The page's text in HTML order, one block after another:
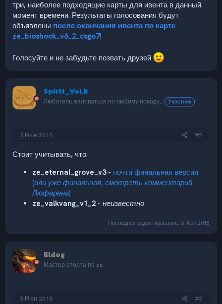
три, наиболее подходящие карты для ивента в данный
момент времени. Результаты голосования будут
объявлены после окончания ивента по карте
ze_bioshock_v6_2_csgo7!
Голосуйте и не забудьте позвать друзей
Spirit_VoLk
Любитель жаловаться по любому поводу.. Участник
3 Июн 2018 #2
Стоит учитывать, что:
ze_eternal_grove_v3 - почти финальная версия
(или уже финальная, смотреть комментарий
Люфарена)
ze_valkvang_v1_2 - неизвестно
Последнее редактирование: 3 Июн 2018
lildog
Мастер спорта по ze
3 Июн 2018 #3